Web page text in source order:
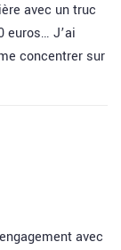
avec un truc
euros… J’ai
concentrer sur
avec